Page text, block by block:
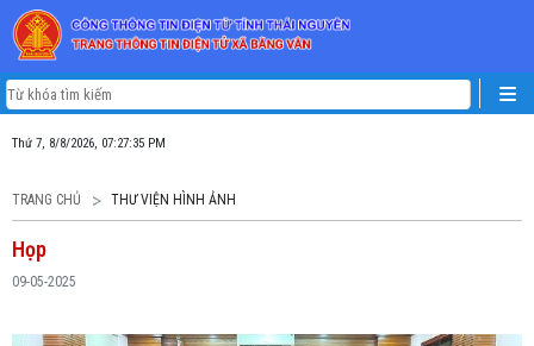
Thứ 7, 8/8/2026, 07:27:35 PM
TRANG CHỦ THƯ VIỆN HÌNH ẢNH
Họp
09-05-2025